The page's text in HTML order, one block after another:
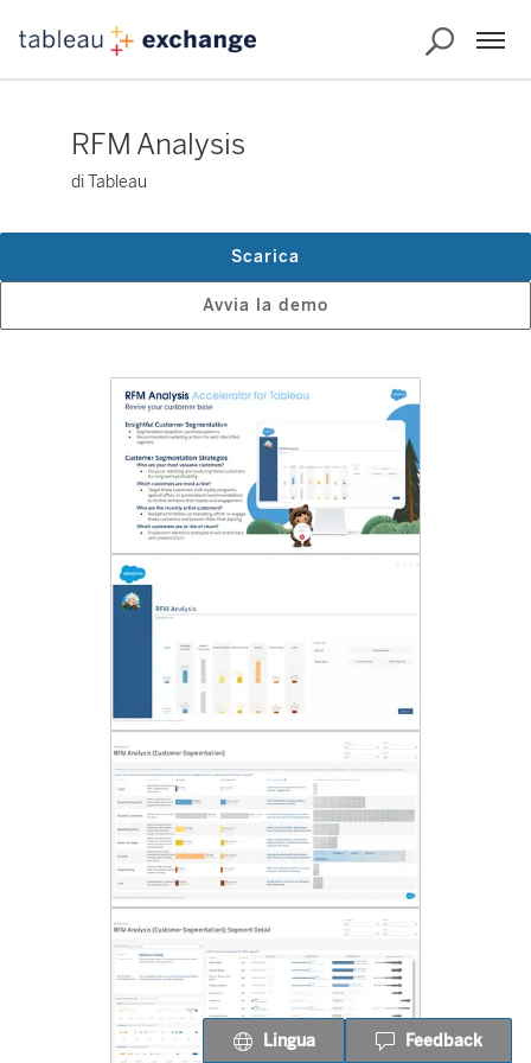
RFM Analysis
di Tableau
Avvia la demo
Scarica
Lingua Feedback